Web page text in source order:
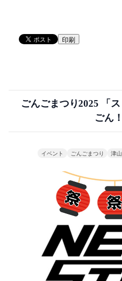
印刷
ごんごまつり2025 「
ごん！
イベント ごんごまつり 津